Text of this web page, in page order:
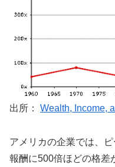
出所： Wealth, Income,
アメリカの企業では、
報酬に500倍ほどの格差